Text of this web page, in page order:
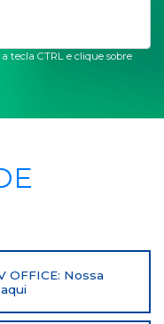
tecla CTRL e clique sobre
OFFICE: Nossa